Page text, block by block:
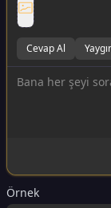
Cevap Al
Örnek